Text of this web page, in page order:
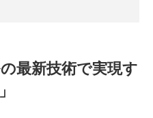
最新技術で実現す